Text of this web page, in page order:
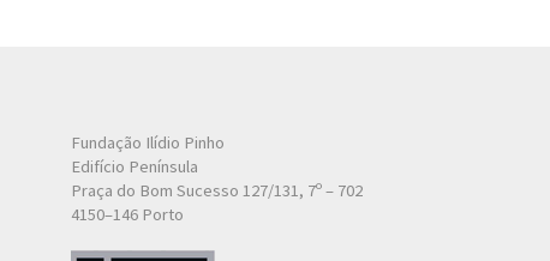
Fundação Ilídio Pinho
Edifício Península
Praça do Bom Sucesso 127/131, 7º – 702
4150–146 Porto